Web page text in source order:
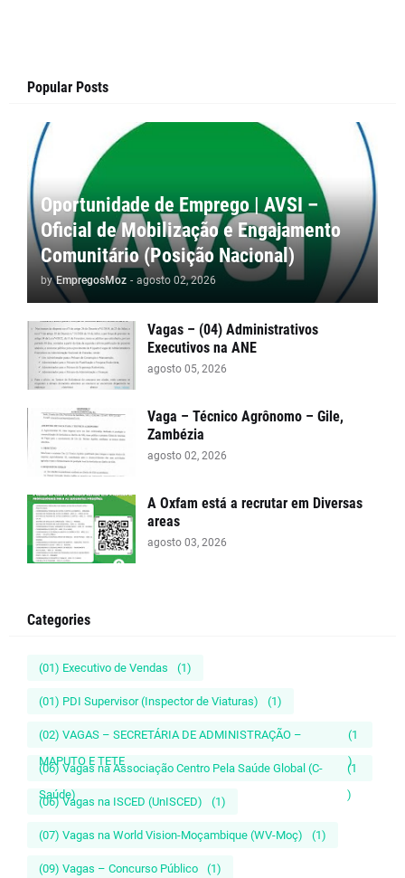
Popular Posts
Oportunidade de Emprego | AVSI –
Oficial de Mobilização e Engajamento
Comunitário (Posição Nacional)
by EmpregosMoz - agosto 02, 2026
Vagas – (04) Administrativos
Executivos na ANE
agosto 05, 2026
Vaga – Técnico Agrônomo – Gile,
Zambézia
agosto 02, 2026
A Oxfam está a recrutar em Diversas
areas
agosto 03, 2026
Categories
(01) Executivo de Vendas (1)
(01) PDI Supervisor (Inspector de Viaturas) (1)
(02) VAGAS – SECRETÁRIA DE ADMINISTRAÇÃO –
MAPUTO E TETE
(1
)
(06) Vagas na Associação Centro Pela Saúde Global (C-
Saúde)
(1
)
(06) Vagas na ISCED (UnISCED) (1)
(07) Vagas na World Vision-Moçambique (WV-Moç) (1)
(09) Vagas – Concurso Público (1)